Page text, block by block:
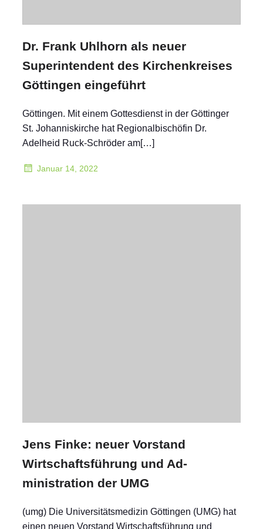
Dr. Frank Uhlhorn als neuer
Superintendent des Kirchenkreises
Göttingen eingeführt
Göttingen. Mit einem Gottesdienst in der Göttinger
St. Johanniskirche hat Regionalbischöfin Dr.
Adelheid Ruck-Schröder am[…]
Januar 14, 2022
Jens Finke: neuer Vorstand
Wirtschaftsführung und Ad­
ministration der UMG
(umg) Die Universitätsmedizin Göttingen (UMG) hat
einen neuen Vorstand Wirtschaftsführung und